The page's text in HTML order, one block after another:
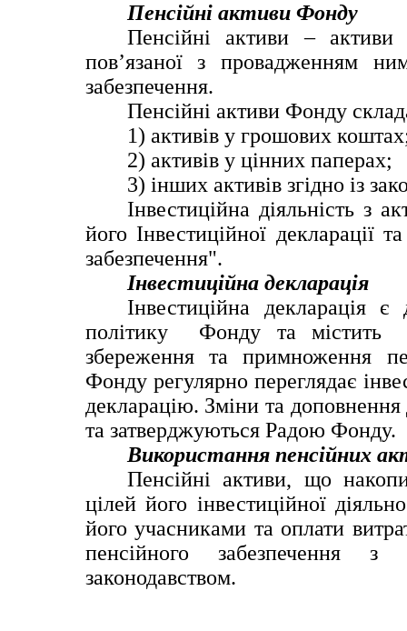
Пенсійні активи Фонду
Пенсійні активи –
пов’язаної з провадженням
забезпечення.
Пенсійні активи Фонду
1) активів у грошових
2) активів у цінних паперах;
3) інших активів згідно із
Інвестиційна діяльність з
його Інвестиційної декларації
забезпечення".
Інвестиційна декларація
Інвестиційна декларація
політику  Фонду та містить
збереження та примноження
Фонду регулярно переглядає
декларацію. Зміни та доповнення
та затверджуються Радою Фонду.
Використання пенсійних
Пенсійні активи, що
цілей його інвестиційної
його учасниками та оплати
пенсійного забезпечення з
законодавством.